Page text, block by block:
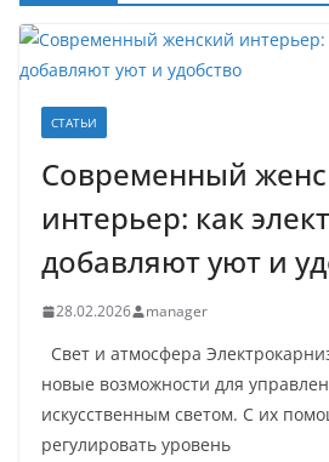
СТАТЬИ
Современный
интерьер: как
добавляют уют и
28.02.2026 manager
Свет и атмосфера
новые возможности для
искусственным светом. С их
регулировать уровень